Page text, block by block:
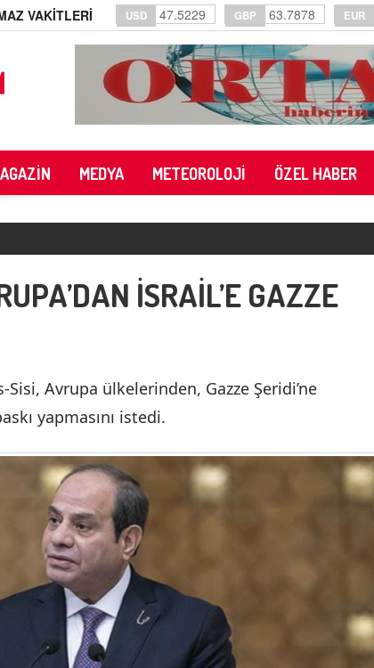
VAKİTLERİ USD 47.5229 GBP 63.7878 EUR
MEDYA METEOROLOJİ ÖZEL HABER
İSRAİL’E GAZZE
Avrupa ülkelerinden, Gazze Şeridi’ne
yapmasını istedi.